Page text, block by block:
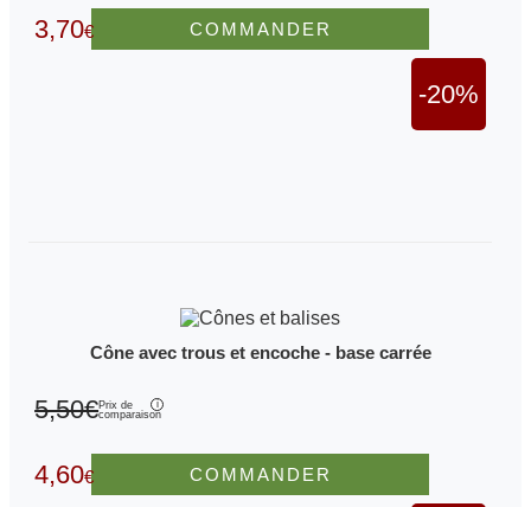
3,70€
-20%
COMMANDER
Cône avec trous et encoche - base carrée
5,50€Prix de
comparaison
4,60€ COMMANDER